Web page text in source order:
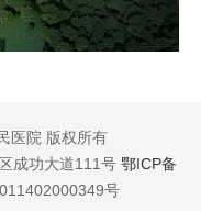
医院 版权所有
成功大道111号 鄂ICP备
号